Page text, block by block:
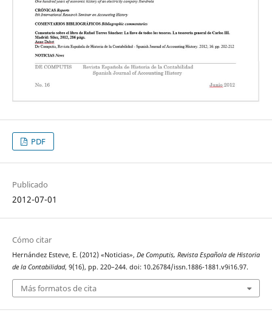
PDF
Publicado
2012-07-01
Cómo citar
Hernández Esteve, E. (2012) «Noticias», De Computis, Revista Española de Historia
de la Contabilidad, 9(16), pp. 220–244. doi: 10.26784/issn.1886-1881.v9i16.97.
Más formatos de cita